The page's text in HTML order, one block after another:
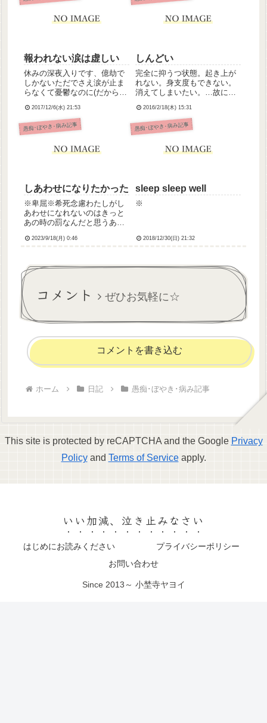
ーと、まだ決着がついてない
た。つらいなんで私ってこん
報われない涙は虚しい
休みの深夜入りです、億劫で
しかないただでさえ涙が止ま
らなくて憂鬱なのに(だから深
晩は准看さんとのペアだしう
ちの病棟ではあまりない輸液
管理もあるしで余計に気が重
仕事と比べたら全然楽な方
2017/12/6(水) 21:53
しんどい
完全に抑うつ状態。起き上が
れない。身支度もできない。
消えてしまいたい。…故に、
の返信もしばらく待っていた
だきたいです。大変申し訳な
く恐縮ですがご了承くださ
2016/2/18(木) 15:31
愚痴･ぼやき･病み記事
しあわせになりたかった
※卑屈※希死念慮わたしがし
あわせになれないのはきっと
あの時の罰なんだと思うあん
あわせになんてなれるはずな
りは寂しいあの人と家族にな
りたかった大好きでしたわた
しなん...
2023/9/18(月) 0:46
愚痴･ぼやき･病み記事
sleep sleep well
※
2018/12/30(日) 21:32
コメント ぜひお気軽に☆
コメントを書き込む
ホーム 日記 愚痴･ぼやき･病み記事
This site is protected by reCAPTCHA and the Google Privacy
Policyand Terms of Serviceapply.
いい加減、泣き止みなさい
はじめにお読みください
プライバシーポリシー
お問い合わせ
Since 2013～ 小埜寺ヤヨイ